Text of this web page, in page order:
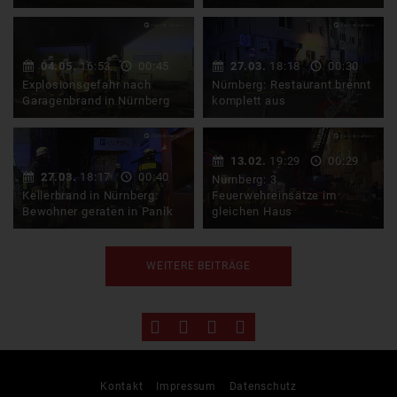
In der Nacht zum Sonntag
Nürnberger Feuerwehr zu
Die Integrierte Leitstelle
für Rettungsdienst und
Feuerwehr in Nürnberg
plagen …
04.05. 16:53
00:45
Explosionsgefahr nach
Garagenbrand in Nürnberg
Mit einer äußerst
gefährlichen Situation
hatte es die Feuerwehr in
der …
27.03. 18:18
00:30
Nürnberg: Restaurant brennt
komplett aus
Am späten Sonntagabend
(26. März 2017) brannte in
Nürnberg-Gleißhammer
27.03. 18:17
00:40
Kellerbrand in Nürnberg:
Bewohner geraten in Panik
Kellerbrand entwickelte
sich am Freitagabend in
13.02. 19:29
00:29
Nürnberg: 3
Feuerwehreinsätze im
gleichen Haus
Nürnberger Feuerwehr.
Gleich dreimal mussten
WEITERE BEITRÄGE
Kontakt Impressum Datenschutz